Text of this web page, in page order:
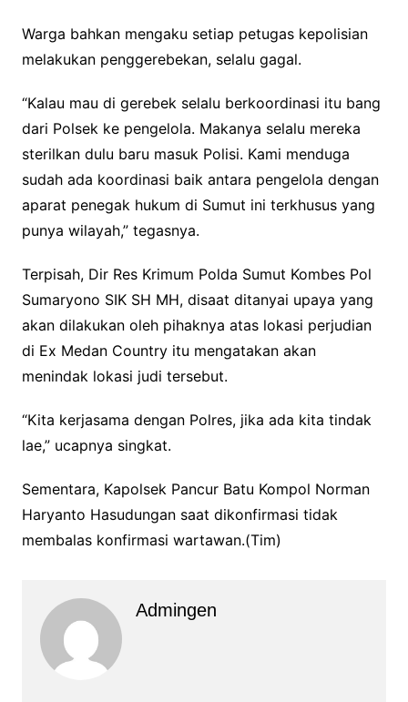
Warga bahkan mengaku setiap petugas kepolisian
melakukan penggerebekan, selalu gagal.
“Kalau mau di gerebek selalu berkoordinasi itu bang
dari Polsek ke pengelola. Makanya selalu mereka
sterilkan dulu baru masuk Polisi. Kami menduga
sudah ada koordinasi baik antara pengelola dengan
aparat penegak hukum di Sumut ini terkhusus yang
punya wilayah,” tegasnya.
Terpisah, Dir Res Krimum Polda Sumut Kombes Pol
Sumaryono SIK SH MH, disaat ditanyai upaya yang
akan dilakukan oleh pihaknya atas lokasi perjudian
di Ex Medan Country itu mengatakan akan
menindak lokasi judi tersebut.
“Kita kerjasama dengan Polres, jika ada kita tindak
lae,” ucapnya singkat.
Sementara, Kapolsek Pancur Batu Kompol Norman
Haryanto Hasudungan saat dikonfirmasi tidak
membalas konfirmasi wartawan.(Tim)
Admingen